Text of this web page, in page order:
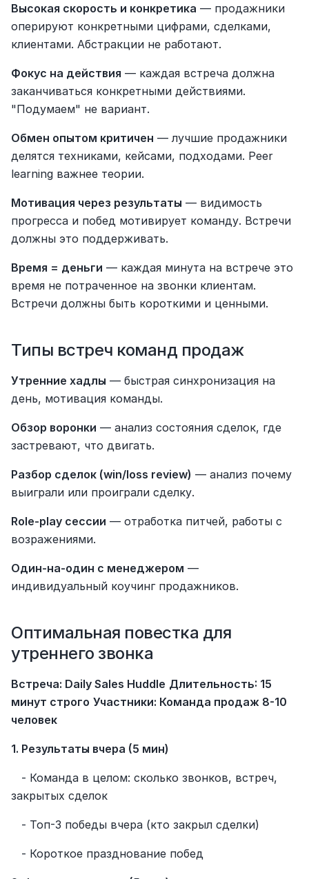
Высокая скорость и конкретика — продажники
оперируют конкретными цифрами, сделками,
клиентами. Абстракции не работают.
Фокус на действия — каждая встреча должна
заканчиваться конкретными действиями.
"Подумаем" не вариант.
Обмен опытом критичен — лучшие продажники
делятся техниками, кейсами, подходами. Peer
learning важнее теории.
Мотивация через результаты — видимость
прогресса и побед мотивирует команду. Встречи
должны это поддерживать.
Время = деньги — каждая минута на встрече это
время не потраченное на звонки клиентам.
Встречи должны быть короткими и ценными.
Типы встреч команд продаж
Утренние хадлы — быстрая синхронизация на
день, мотивация команды.
Обзор воронки — анализ состояния сделок, где
застревают, что двигать.
Разбор сделок (win/loss review) — анализ почему
выиграли или проиграли сделку.
Role-play сессии — отработка питчей, работы с
возражениями.
Один-на-один с менеджером —
индивидуальный коучинг продажников.
Оптимальная повестка для
утреннего звонка
Встреча: Daily Sales Huddle Длительность: 15
минут строго Участники: Команда продаж 8-10
человек
1. Результаты вчера (5 мин)
- Команда в целом: сколько звонков, встреч,
закрытых сделок
- Топ-3 победы вчера (кто закрыл сделки)
- Короткое празднование побед